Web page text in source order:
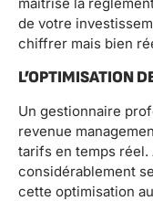
maîtrise la
de votre
chiffrer mais bien
L’OPTIMISATION
Un gestionnaire
revenue
tarifs en temps réel.
considérablement
cette optimisation